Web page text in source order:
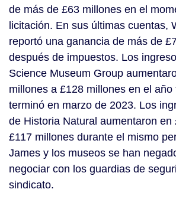
de más de £63 millones en el
licitación. En sus últimas cuentas,
reportó una ganancia de más de
después de impuestos. Los
Science Museum Group
millones a £128 millones en el año
terminó en marzo de 2023. Los
de Historia Natural aumentaron en
£117 millones durante el mismo
James y los museos se han
negociar con los guardias de
sindicato.